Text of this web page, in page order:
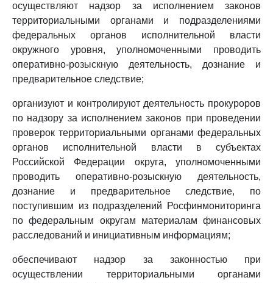
осуществляют надзор за исполнением законов
территориальными органами и подразделениями
федеральных органов исполнительной власти
окружного уровня, уполномоченными проводить
оперативно-розыскную деятельность, дознание и
предварительное следствие;
организуют и контролируют деятельность прокуроров
по надзору за исполнением законов при проведении
проверок территориальными органами федеральных
органов исполнительной власти в субъектах
Российской Федерации округа, уполномоченными
проводить оперативно-розыскную деятельность,
дознание и предварительное следствие, по
поступившим из подразделений Росфинмониторинга
по федеральным округам материалам финансовых
расследований и инициативным информациям;
обеспечивают надзор за законностью при
осуществлении территориальными органами